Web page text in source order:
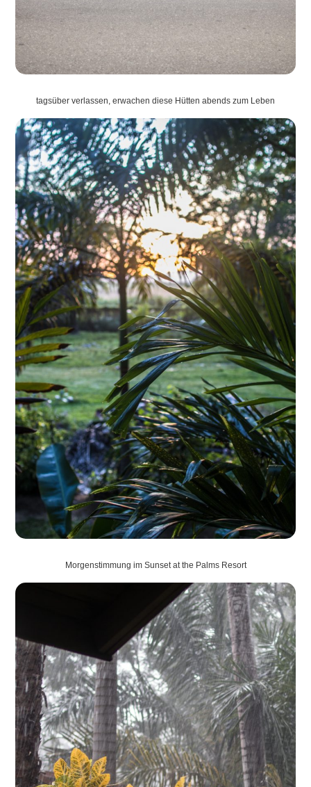
tagsüber verlassen, erwachen diese Hütten abends zum Leben
Morgenstimmung im Sunset at the Palms Resort